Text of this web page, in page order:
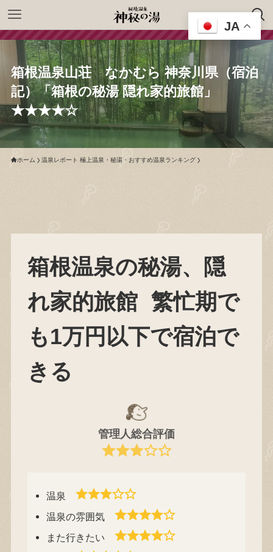
箱根温泉山荘 なかむら 神奈川県（宿泊
記）「箱根の秘湯 隠れ家的旅館」
★★★★☆
ホーム 温泉レポート 極上温泉・秘湯・おすすめ温泉ランキング
箱根温泉の秘湯、隠
れ家的旅館 繁忙期で
も1万円以下で宿泊で
きる
管理人総合評価
温泉
温泉の雰囲気
また行きたい
JA